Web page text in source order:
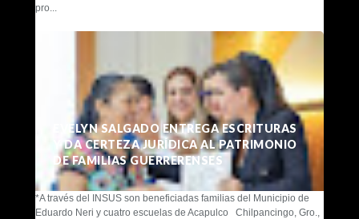
pro...
EVELYN SALGADO ENTREGA ESCRITURAS
Y DA CERTEZA JURÍDICA AL PATRIMONIO
DE FAMILIAS GUERRERENSES
*A través del INSUS son beneficiadas familias del Municipio de
Eduardo Neri y cuatro escuelas de Acapulco Chilpancingo, Gro.,